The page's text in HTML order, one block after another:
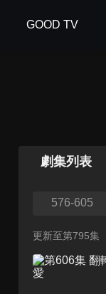
GOOD TV
劇集列表
576-605
更新至第795集